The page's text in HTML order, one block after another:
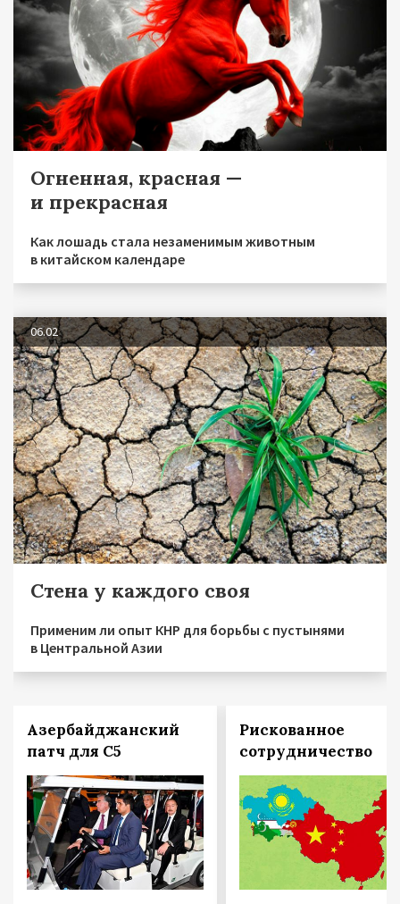
Огненная, красная —
и прекрасная
Как лошадь стала незаменимым животным
в китайском календаре
06.02
Стена у каждого своя
Применим ли опыт КНР для борьбы с пустынями
в Центральной Азии
Азербайджанский
патч для С5
Рискованное
сотрудничество